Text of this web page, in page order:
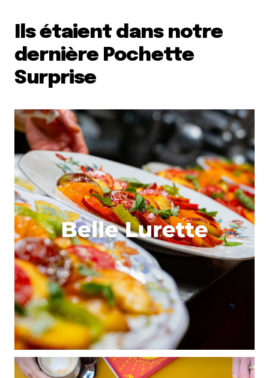
Ils étaient dans notre
dernière Pochette
Surprise